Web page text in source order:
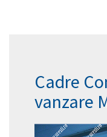
Cadre
vanzare